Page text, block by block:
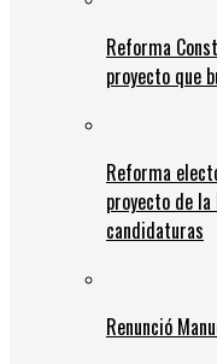
Reforma
proyecto que
Reforma
proyecto de la
candidaturas
Renunció